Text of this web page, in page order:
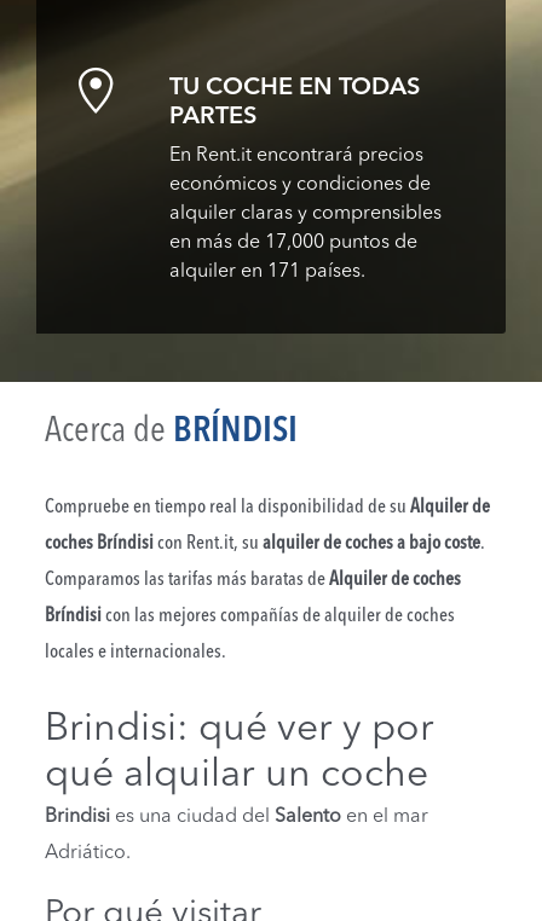
TU COCHE EN TODAS
PARTES
En Rent.it encontrará precios
económicos y condiciones de
alquiler claras y comprensibles
en más de 17,000 puntos de
alquiler en 171 países.
Acerca de BRÍNDISI
Compruebe en tiempo real la disponibilidad de suAlquiler de
coches Bríndisicon Rent.it, sualquiler de coches a bajo coste.
Comparamos las tarifas más baratas deAlquiler de coches
Bríndisicon las mejores compañías de alquiler de coches
locales e internacionales.
Brindisi: qué ver y por
qué alquilar un coche
Brindisi es una ciudad del Salento en el mar
Adriático.